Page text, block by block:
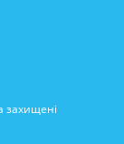
захищені